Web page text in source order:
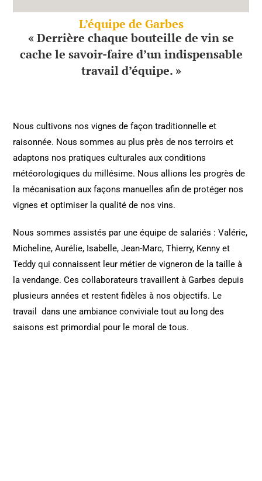
L’équipe de Garbes
« Derrière chaque bouteille de vin se
cache le savoir-faire d’un indispensable
travail d’équipe. »
Nous cultivons nos vignes de façon traditionnelle et
raisonnée. Nous sommes au plus près de nos terroirs et
adaptons nos pratiques culturales aux conditions
météorologiques du millésime. Nous allions les progrès de
la mécanisation aux façons manuelles afin de protéger nos
vignes et optimiser la qualité de nos vins.
Nous sommes assistés par une équipe de salariés : Valérie,
Micheline, Aurélie, Isabelle, Jean-Marc, Thierry, Kenny et
Teddy qui connaissent leur métier de vigneron de la taille à
la vendange. Ces collaborateurs travaillent à Garbes depuis
plusieurs années et restent fidèles à nos objectifs. Le
travail dans une ambiance conviviale tout au long des
saisons est primordial pour le moral de tous.